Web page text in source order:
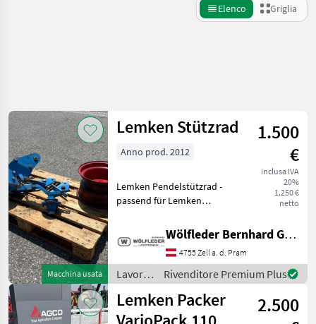
Elenco Griglia
ricerca
Categoria 4 Paese Filtri
PERCORSO
ATTUALE
Settore
agricolo
Lavorazione
Terreno
Altri Attrezzi
Lavorazione
Terreno
Reimposta
Mostra
13
risultati
Macchina usata
Lemken Stützrad
1.500
€
inclusa IVA
20%
1.250 €
netto
Anno prod. 2012
Lemken Pendelstützrad -
passend für Lemken
Felge - Die Arbeitstiefe wird
schnell und einfach mit der
Lochleiste eingestellt. - Bei
Arbe
Wölfleder Bernhard GmbH
4755 Zell a. d. Pram
Lavorazione
terreno
/
Lemken
Rivenditore Premium Plus
Lemken Packer
2.500